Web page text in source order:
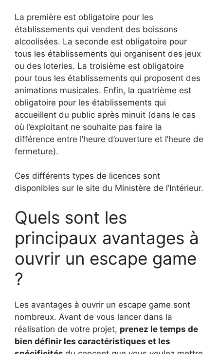
La première est obligatoire pour les
établissements qui vendent des boissons
alcoolisées. La seconde est obligatoire pour
tous les établissements qui organisent des jeux
ou des loteries. La troisième est obligatoire
pour tous les établissements qui proposent des
animations musicales. Enfin, la quatrième est
obligatoire pour les établissements qui
accueillent du public après minuit (dans le cas
où l’exploitant ne souhaite pas faire la
différence entre l’heure d’ouverture et l’heure de
fermeture).
Ces différents types de licences sont
disponibles sur le site du Ministère de l’Intérieur.
Quels sont les
principaux avantages à
ouvrir un escape game
?
Les avantages à ouvrir un escape game sont
nombreux. Avant de vous lancer dans la
réalisation de votre projet, prenez le temps de
bien définir les caractéristiques et les